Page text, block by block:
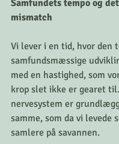
Samfundets tempo og
mismatch
Vi lever i en tid, hvor den
samfundsmæssige
med en hastighed, som
krop slet ikke er gearet
nervesystem er
samme, som da vi levede
samlere på savannen.